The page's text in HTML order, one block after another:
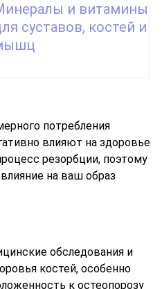
и витамины
суставов, костей и
потребления
влияют на здоровье
резорбции, поэтому
на ваш образ
обследования и
костей, особенно
к остеопорозу